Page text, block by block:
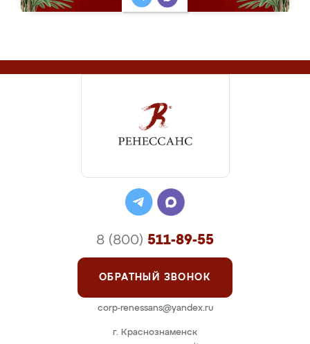
г. Краснознаменск
8 (800) 511-89-55
ОБРАТНЫЙ ЗВОНОК
corp-renessans@yandex.ru